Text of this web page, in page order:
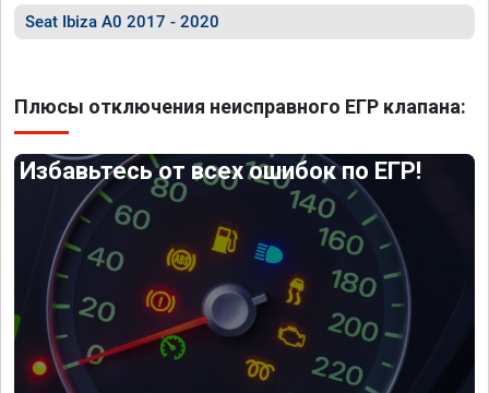
Seat Ibiza A0 2017 - 2020
Плюсы отключения неисправного ЕГР клапана:
Избавьтесь от всех ошибок по ЕГР!